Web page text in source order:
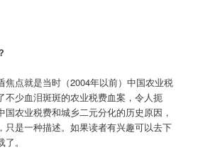
焦点就是当时（2004年以前）中国农业税
不少血泪斑斑的农业税费血案，令人扼
国农业税费和城乡二元分化的历史原因，
只是一种描述。如果读者有兴趣可以去下
。